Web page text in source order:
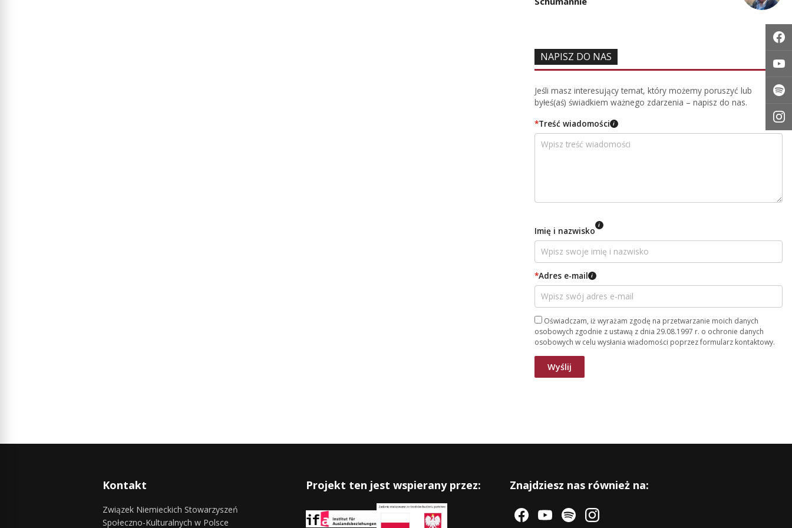
NAPISZ DO NAS
Jeśli masz interesujący temat, który możemy poruszyć lub
byłeś(aś) świadkiem ważnego zdarzenia – napisz do nas.
*Treść wiadomości i
Imię i nazwisko i
*Adres e-mail i
Oświadczam, iż wyrażam zgodę na przetwarzanie moich danych
osobowych zgodnie z ustawą z dnia 29.08.1997 r. o ochronie danych
osobowych w celu wysłania wiadomości poprzez formularz kontaktowy.
Kontakt
Związek Niemieckich Stowarzyszeń
Społeczno-Kulturalnych w Polsce
Projekt ten jest wspierany przez: Znajdziesz nas również na: